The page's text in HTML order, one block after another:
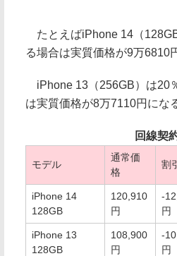
たとえばiPhone 14（
る場合は実質価格が9万6810
iPhone 13（256GB）は20
は実質価格が8万7110円にな
回線契
モデル
通常価
格
割
iPhone 14
128GB
120,910
円
-
円
iPhone 13
128GB
108,900
円
-
円